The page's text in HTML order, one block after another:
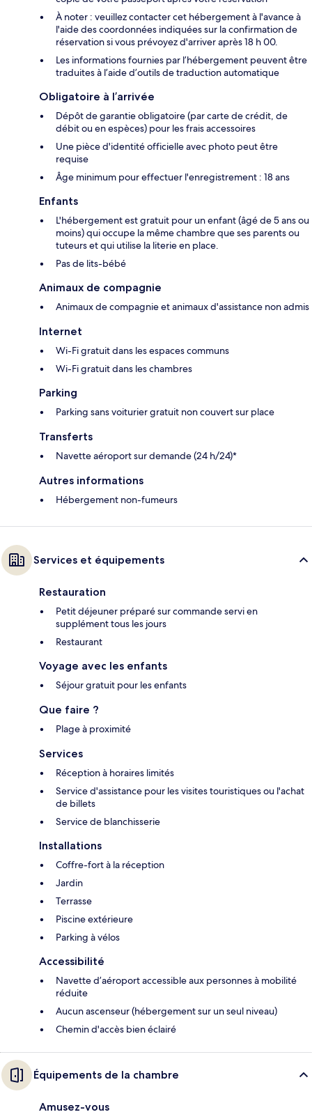
À noter : veuillez contacter cet hébergement à l'avance à
l'aide des coordonnées indiquées sur la confirmation de
réservation si vous prévoyez d'arriver après 18 h 00.
Les informations fournies par l’hébergement peuvent être
traduites à l’aide d’outils de traduction automatique
Obligatoire à l’arrivée
Dépôt de garantie obligatoire (par carte de crédit, de
débit ou en espèces) pour les frais accessoires
Une pièce d'identité officielle avec photo peut être
requise
Âge minimum pour effectuer l'enregistrement : 18 ans
Enfants
L'hébergement est gratuit pour un enfant (âgé de 5 ans ou
moins) qui occupe la même chambre que ses parents ou
tuteurs et qui utilise la literie en place.
Pas de lits-bébé
Animaux de compagnie
Animaux de compagnie et animaux d'assistance non admis
Internet
Wi-Fi gratuit dans les espaces communs
Wi-Fi gratuit dans les chambres
Parking
Parking sans voiturier gratuit non couvert sur place
Transferts
Navette aéroport sur demande (24 h/24)*
Autres informations
Hébergement non-fumeurs
Services et équipements
Restauration
Petit déjeuner préparé sur commande servi en
supplément tous les jours
Restaurant
Voyage avec les enfants
Séjour gratuit pour les enfants
Que faire ?
Plage à proximité
Services
Réception à horaires limités
Service d'assistance pour les visites touristiques ou l'achat
de billets
Service de blanchisserie
Installations
Coffre-fort à la réception
Jardin
Terrasse
Piscine extérieure
Parking à vélos
Accessibilité
Navette d’aéroport accessible aux personnes à mobilité
réduite
Aucun ascenseur (hébergement sur un seul niveau)
Chemin d'accès bien éclairé
Équipements de la chambre
Amusez-vous